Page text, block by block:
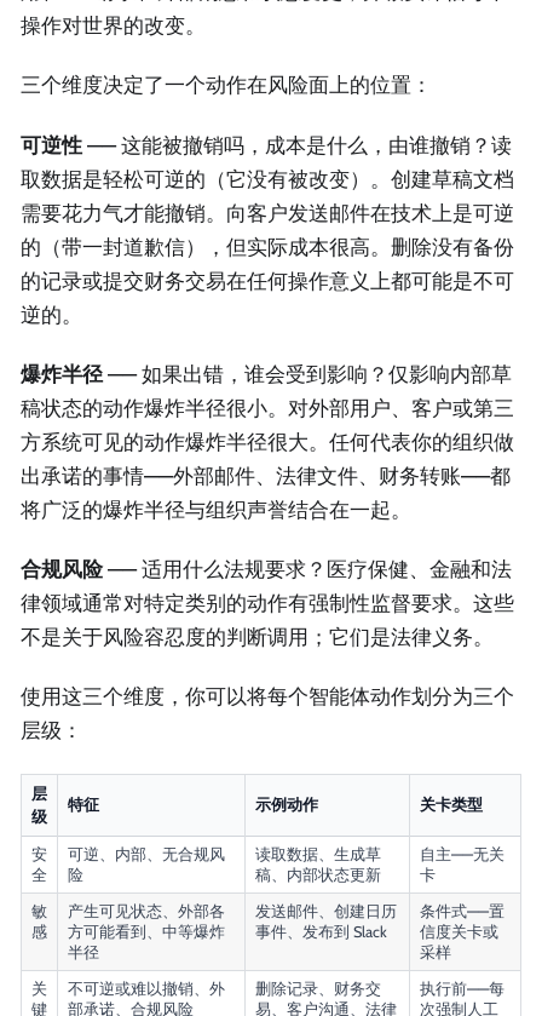
操作对世界的改变。
三个维度决定了一个动作在风险面上的位置：
可逆性 —— 这能被撤销吗，成本是什么，由谁撤销？读
取数据是轻松可逆的（它没有被改变）。创建草稿文档
需要花力气才能撤销。向客户发送邮件在技术上是可逆
的（带一封道歉信），但实际成本很高。删除没有备份
的记录或提交财务交易在任何操作意义上都可能是不可
逆的。
爆炸半径 —— 如果出错，谁会受到影响？仅影响内部草
稿状态的动作爆炸半径很小。对外部用户、客户或第三
方系统可见的动作爆炸半径很大。任何代表你的组织做
出承诺的事情——外部邮件、法律文件、财务转账——都
将广泛的爆炸半径与组织声誉结合在一起。
合规风险—— 适用什么法规要求？医疗保健、金融和法
律领域通常对特定类别的动作有强制性监督要求。这些
不是关于风险容忍度的判断调用；它们是法律义务。
使用这三个维度，你可以将每个智能体动作划分为三个
层级：
层
级
特征 示例动作 关卡类型
安
全
可逆、内部、无合规风
险
读取数据、生成草
稿、内部状态更新
自主——无关
卡
敏
感
产生可见状态、外部各
方可能看到、中等爆炸
半径
发送邮件、创建日历
事件、发布到 Slack
条件式——置
信度关卡或
采样
关
键
不可逆或难以撤销、外
部承诺、合规风险
删除记录、财务交
易、客户沟通、法律
执行前——每
次强制人工